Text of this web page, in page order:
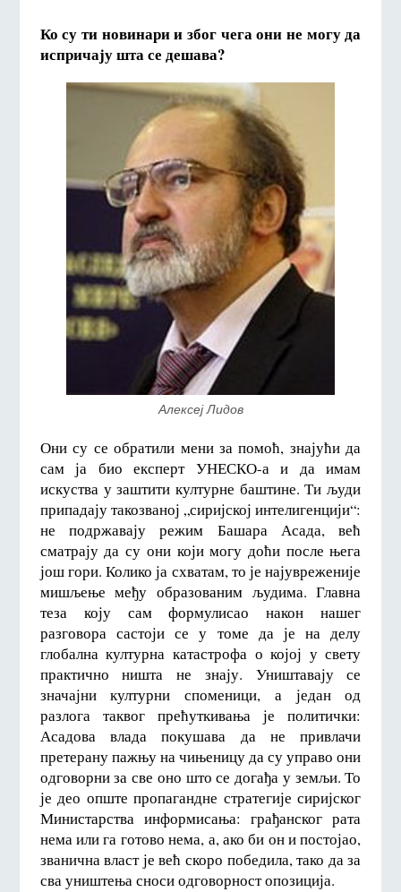
Ко су ти новинари и због чега они не могу да
испричају шта се дешава?
Алексеј Лидов
Они су се обратили мени за помоћ, знајући да
сам ја био експерт УНЕСКО-а и да имам
искуства у заштити културне баштине. Ти људи
припадају такозваној „сиријској интелигенцији“:
не подржавају режим Башара Асада, већ
сматрају да су они који могу доћи после њега
још гори. Колико ја схватам, то је најувреженије
мишљење међу образованим људима. Главна
теза коју сам формулисао након нашег
разговора састоји се у томе да је на делу
глобална културна катастрофа о којој у свету
практично ништа не знају. Уништавају се
значајни културни споменици, а један од
разлога таквог прећуткивања је политички:
Асадова влада покушава да не привлачи
претерану пажњу на чињеницу да су управо они
одговорни за све оно што се догађа у земљи. То
је део опште пропагандне стратегије сиријског
Министарства информисања: грађанског рата
нема или га готово нема, а, ако би он и постојао,
званична власт је већ скоро победила, тако да за
сва уништења сноси одговорност опозиција.